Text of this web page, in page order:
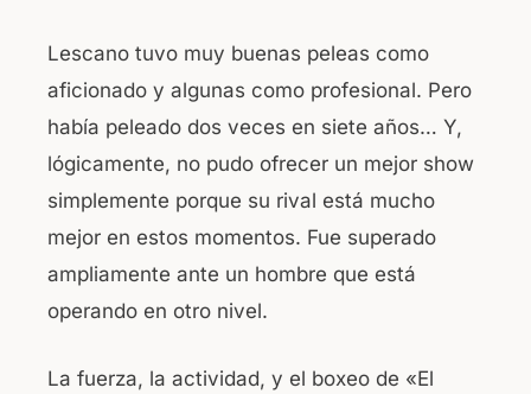
Lescano tuvo muy buenas peleas como
aficionado y algunas como profesional. Pero
había peleado dos veces en siete años… Y,
lógicamente, no pudo ofrecer un mejor show
simplemente porque su rival está mucho
mejor en estos momentos. Fue superado
ampliamente ante un hombre que está
operando en otro nivel.
La fuerza, la actividad, y el boxeo de «El